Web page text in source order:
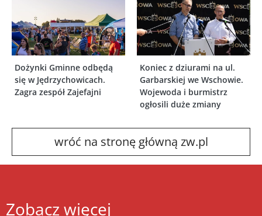
Dożynki Gminne odbędą
się w Jędrzychowicach.
Zagra zespół Zajefajni
Koniec z dziurami na ul.
Garbarskiej we Wschowie.
Wojewoda i burmistrz
ogłosili duże zmiany
wróć na stronę główną zw.pl
Zobacz więcej